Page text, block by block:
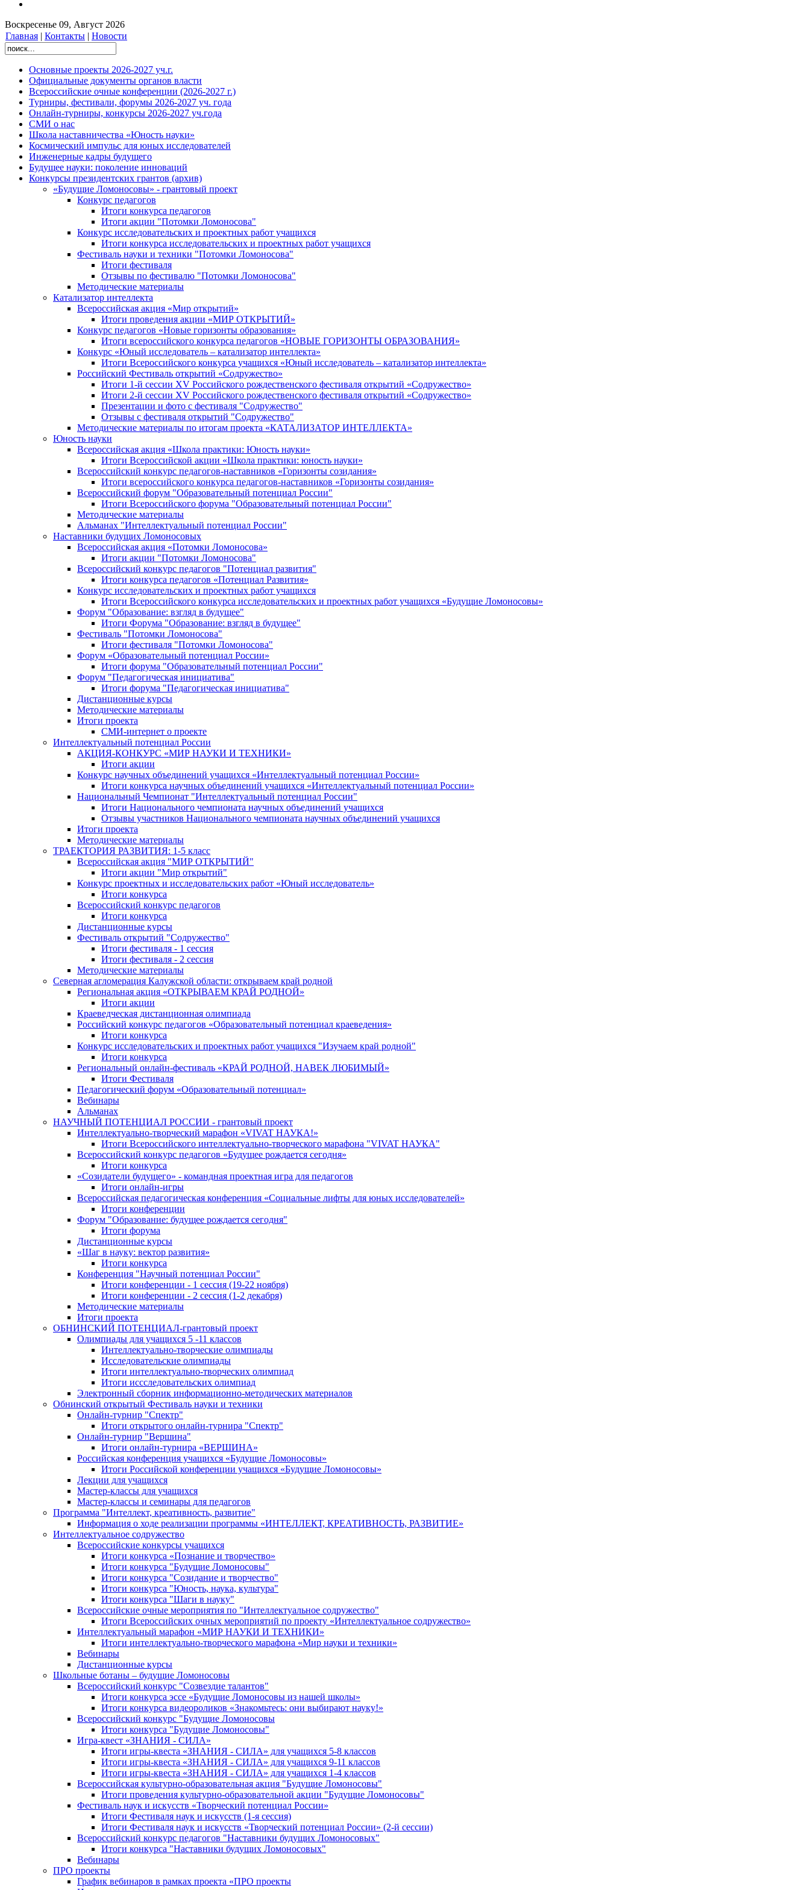
Воскресенье 09, Август 2026
Главная | Контакты | Новости
Основные проекты 2026-2027 уч.г.
Официальные документы органов власти
Всероссийские очные конференции (2026-2027 г.)
Турниры, фестивали, форумы 2026-2027 уч. года
Онлайн-турниры, конкурсы 2026-2027 уч.года
СМИ о нас
Школа наставничества «Юность науки»
Космический импульс для юных исследователей
Инженерные кадры будущего
Будущее науки: поколение инноваций
Конкурсы президентских грантов (архив)
«Будущие Ломоносовы» - грантовый проект
Конкурс педагогов
Итоги конкурса педагогов
Итоги акции "Потомки Ломоносова"
Конкурс исследовательских и проектных работ учащихся
Итоги конкурса исследовательских и проектных работ учащихся
Фестиваль науки и техники "Потомки Ломоносова"
Итоги фестиваля
Отзывы по фестивалю "Потомки Ломоносова"
Методические материалы
Катализатор интеллекта
Всероссийская акция «Мир открытий»
Итоги проведения акции «МИР ОТКРЫТИЙ»
Конкурс педагогов «Новые горизонты образования»
Итоги всероссийского конкурса педагогов «НОВЫЕ ГОРИЗОНТЫ ОБРАЗОВАНИЯ»
Конкурс «Юный исследователь – катализатор интеллекта»
Итоги Всероссийского конкурса учащихся «Юный исследователь – катализатор интеллекта»
Российский Фестиваль открытий «Содружество»
Итоги 1-й сессии XV Российского рождественского фестиваля открытий «Содружество»
Итоги 2-й сессии XV Российского рождественского фестиваля открытий «Содружество»
Презентации и фото с фестиваля "Содружество"
Отзывы с фестиваля открытий "Содружество"
Методические материалы по итогам проекта «КАТАЛИЗАТОР ИНТЕЛЛЕКТА»
Юность науки
Всероссийская акция «Школа практики: Юность науки»
Итоги Всероссийской акции «Школа практики: юность науки»
Всероссийский конкурс педагогов-наставников «Горизонты созидания»
Итоги всероссийского конкурса педагогов-наставников «Горизонты созидания»
Всероссийский форум "Образовательный потенциал России"
Итоги Всероссийского форума "Образовательный потенциал России"
Методические материалы
Альманах "Интеллектуальный потенциал России"
Наставники будущих Ломоносовых
Всероссийская акция «Потомки Ломоносова»
Итоги акции "Потомки Ломоносова"
Всероссийский конкурс педагогов "Потенциал развития"
Итоги конкурса педагогов «Потенциал Развития»
Конкурс исследовательских и проектных работ учащихся
Итоги Всероссийского конкурса исследовательских и проектных работ учащихся «Будущие Ломоносовы»
Форум "Образование: взгляд в будущее"
Итоги Форума "Образование: взгляд в будущее"
Фестиваль "Потомки Ломоносова"
Итоги фестиваля "Потомки Ломоносова"
Форум «Образовательный потенциал России»
Итоги форума "Образовательный потенциал России"
Форум "Педагогическая инициатива"
Итоги форума "Педагогическая инициатива"
Дистанционные курсы
Методические материалы
Итоги проекта
СМИ-интернет о проекте
Интеллектуальный потенциал России
АКЦИЯ-КОНКУРС «МИР НАУКИ И ТЕХНИКИ»
Итоги акции
Конкурс научных объединений учащихся «Интеллектуальный потенциал России»
Итоги конкурса научных объединений учащихся «Интеллектуальный потенциал России»
Национальный Чемпионат "Интеллектуальный потенциал России"
Итоги Национального чемпионата научных объединений учащихся
Отзывы участников Национального чемпионата научных объединений учащихся
Итоги проекта
Методические материалы
ТРАЕКТОРИЯ РАЗВИТИЯ: 1-5 класс
Всероссийская акция "МИР ОТКРЫТИЙ"
Итоги акции "Мир открытий"
Конкурс проектных и исследовательских работ «Юный исследователь»
Итоги конкурса
Всероссийский конкурс педагогов
Итоги конкурса
Дистанционные курсы
Фестиваль открытий "Содружество"
Итоги фестиваля - 1 сессия
Итоги фестиваля - 2 сессия
Методические материалы
Северная агломерация Калужской области: открываем край родной
Региональная акция «ОТКРЫВАЕМ КРАЙ РОДНОЙ»
Итоги акции
Краеведческая дистанционная олимпиада
Российский конкурс педагогов «Образовательный потенциал краеведения»
Итоги конкурса
Конкурс исследовательских и проектных работ учащихся "Изучаем край родной"
Итоги конкурса
Региональный онлайн-фестиваль «КРАЙ РОДНОЙ, НАВЕК ЛЮБИМЫЙ»
Итоги Фестиваля
Педагогический форум «Образовательный потенциал»
Вебинары
Альманах
НАУЧНЫЙ ПОТЕНЦИАЛ РОССИИ - грантовый проект
Интеллектуально-творческий марафон «VIVAT НАУКА!»
Итоги Всероссийского интеллектуально-творческого марафона "VIVAT НАУКА"
Всероссийский конкурс педагогов «Будущее рождается сегодня»
Итоги конкурса
«Cозидатели будущего» - командная проектная игра для педагогов
Итоги онлайн-игры
Всероссийская педагогическая конференция «Cоциальные лифты для юных исследователей»
Итоги конференции
Форум "Образование: будущее рождается сегодня"
Итоги форума
Дистанционные курсы
«Шаг в науку: вектор развития»
Итоги конкурса
Конференция "Научный потенциал России"
Итоги конференции - 1 сессия (19-22 ноября)
Итоги конференции - 2 сессия (1-2 декабря)
Методические материалы
Итоги проекта
ОБНИНСКИЙ ПОТЕНЦИАЛ-грантовый проект
Олимпиады для учащихся 5 -11 классов
Интеллектуально-творческие олимпиады
Исследовательские олимпиады
Итоги интеллектуально-творческих олимпиад
Итоги иссследовательских олимпиад
Электронный сборник информационно-методических материалов
Обнинский открытый Фестиваль науки и техники
Онлайн-турнир "Спектр"
Итоги открытого онлайн-турнира "Спектр"
Онлайн-турнир "Вершина"
Итоги онлайн-турнира «ВЕРШИНА»
Российская конференция учащихся «Будущие Ломоносовы»
Итоги Российской конференции учащихся «Будущие Ломоносовы»
Лекции для учащихся
Мастер-классы для учащихся
Мастер-классы и семинары для педагогов
Программа "Интеллект, креативность, развитие"
Информация о ходе реализации программы «ИНТЕЛЛЕКТ, КРЕАТИВНОСТЬ, РАЗВИТИЕ»
Интеллектуальное содружество
Всероссийские конкурсы учащихся
Итоги конкурса «Познание и творчество»
Итоги конкурса "Будущие Ломоносовы"
Итоги конкурса "Созидание и творчество"
Итоги конкурса "Юность, наука, культура"
Итоги конкурса "Шаги в науку"
Всероссийские очные мероприятия по "Интеллектуальное содружество"
Итоги Всероссийских очных мероприятий по проекту «Интеллектуальное содружество»
Интеллектуальный марафон «МИР НАУКИ И ТЕХНИКИ»
Итоги интеллектуально-творческого марафона «Мир науки и техники»
Вебинары
Дистанционные курсы
Школьные ботаны – будущие Ломоносовы
Всероссийский конкурс "Созвездие талантов"
Итоги конкурса эссе «Будущие Ломоносовы из нашей школы»
Итоги конкурса видеороликов «Знакомьтесь: они выбирают науку!»
Всероссийский конкурс "Будущие Ломоносовы
Итоги конкурса "Будущие Ломоносовы"
Игра-квест «ЗНАНИЯ - СИЛА»
Итоги игры-квеста «ЗНАНИЯ - СИЛА» для учащихся 5-8 классов
Итоги игры-квеста «ЗНАНИЯ - СИЛА» для учащихся 9-11 классов
Итоги игры-квеста «ЗНАНИЯ - СИЛА» для учащихся 1-4 классов
Всероссийская культурно-образовательная акция "Будущие Ломоносовы"
Итоги проведения культурно-образовательной акции "Будущие Ломоносовы"
Фестиваль наук и искусств «Творческий потенциал России»
Итоги Фестиваля наук и искусств (1-я сессия)
Итоги Фестиваля наук и искусств «Творческий потенциал России» (2-й сессии)
Всероссийский конкурс педагогов "Наставники будущих Ломоносовых"
Итоги конкурса "Наставники будущих Ломоносовых"
Вебинары
ПРО проекты
График вебинаров в рамках проекта «ПРО проекты